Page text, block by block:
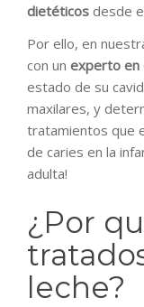
dietéticos desde
Por ello, en
con un experto en
estado de su
maxilares, y
tratamientos que
de caries en la
adulta!
¿Por
leche?